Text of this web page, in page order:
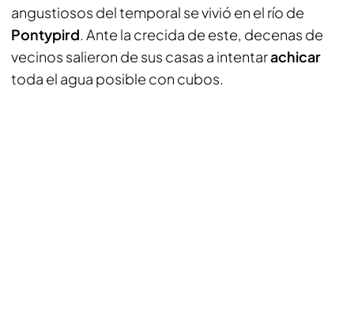
angustiosos del temporal se vivió en el río de
Pontypird. Ante la crecida de este, decenas de
vecinos salieron de sus casas a intentarachicar
toda el agua posible con cubos.